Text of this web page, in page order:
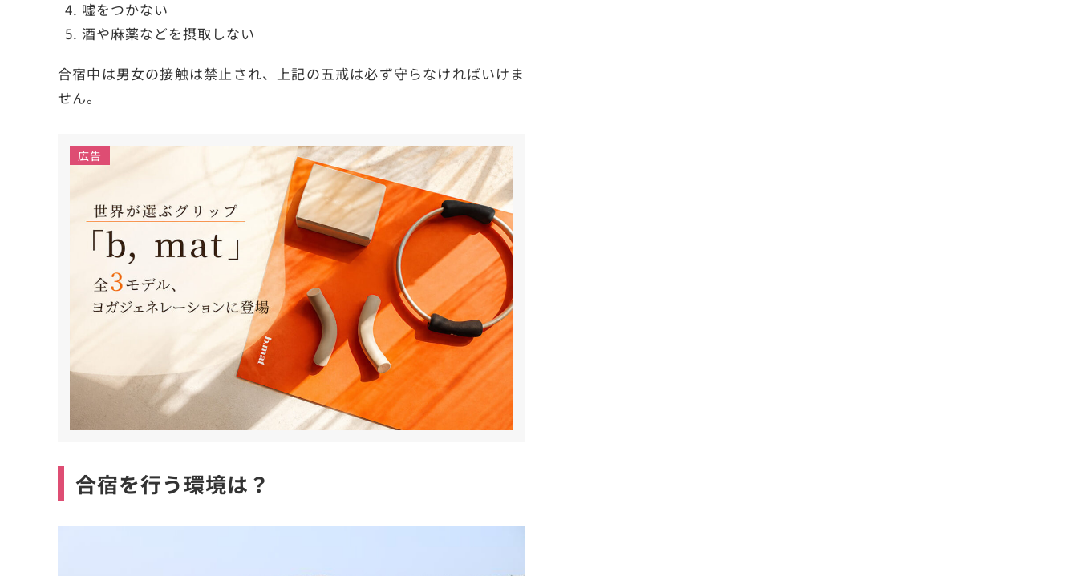
嘘をつかない
酒や麻薬などを摂取しない
合宿中は男女の接触は禁止され、上記の五戒は必ず守らなければいけま
せん。
広告
合宿を行う環境は？